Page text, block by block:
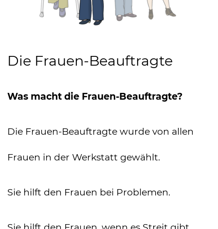
Die Frauen-Beauftragte
Was macht die Frauen-Beauftragte?
Die Frauen-Beauftragte wurde von allen
Frauen in der Werkstatt gewählt.
Sie hilft den Frauen bei Problemen.